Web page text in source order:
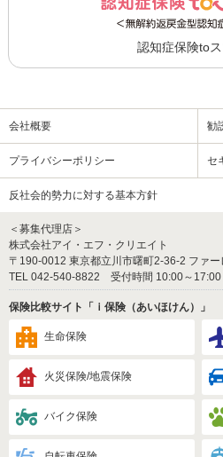
認知症保険to
会社概要 勧
プライバシーポリシー セ
反社会的勢力に対する基本方針
＜募集代理店＞
株式会社アイ・エフ・クリエイト
〒190-0012 東京都立川市曙町2-36-2 ファ
TEL 042-540-8822 受付時間 10:00～17:00
保険比較サイト「ｉ保険（あいほけん）」
生命保険
火災保険/地震保険
バイク保険